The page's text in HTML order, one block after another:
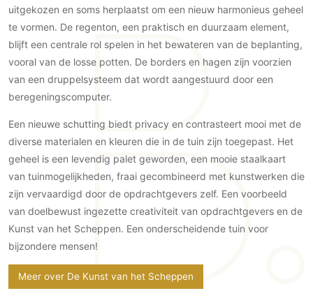
Meubelbeslag
Vloer
Vloeren
Beton Ciré vloeren
Gietvloeren
Houten vloeren
Natuursteen en keramiek vloeren
Vloerkleden
Afwerking
Wandafwerking
Beton Ciré
uitgekozen en soms herplaatst om een nieuw harmonieus geheel
te vormen. De regenton, een praktisch en duurzaam element,
blijft een centrale rol spelen in het bewateren van de beplanting,
vooral van de losse potten. De borders en hagen zijn voorzien
van een druppelsysteem dat wordt aangestuurd door een
beregeningscomputer.
Een nieuwe schutting biedt privacy en contrasteert mooi met de
diverse materialen en kleuren die in de tuin zijn toegepast. Het
geheel is een levendig palet geworden, een mooie staalkaart
van tuinmogelijkheden, fraai gecombineerd met kunstwerken die
zijn vervaardigd door de opdrachtgevers zelf. Een voorbeeld
van doelbewust ingezette creativiteit van opdrachtgevers en de
Kunst van het Scheppen. Een onderscheidende tuin voor
bijzondere mensen!
Meer over De Kunst van het Scheppen